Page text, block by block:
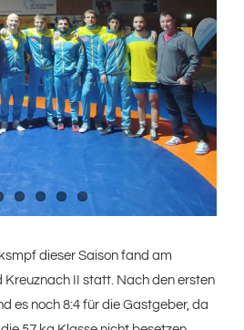
dieser Saison fand am
II statt. Nach den ersten
es noch 8:4 für die Gastgeber, da